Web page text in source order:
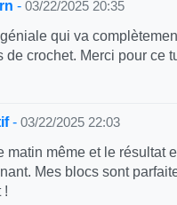
- 03/22/2025 20:35
qui va
de crochet. Merci pour ce
- 03/22/2025 22:03
matin même et le résultat
Mes blocs sont
!